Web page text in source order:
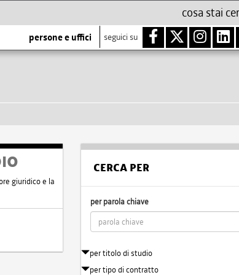
persone e uffici seguici su
giuridico e la
CERCA PER
per parola chiave
per titolo di studio
per tipo di contratto